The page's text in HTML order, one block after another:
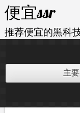
内
容
便宜ssr
推荐便宜的黑科
主